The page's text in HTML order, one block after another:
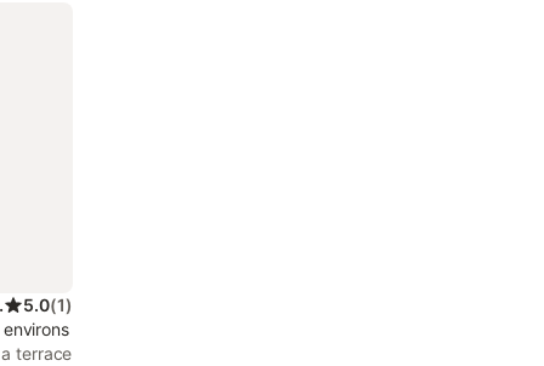
5.0(1)
terrace